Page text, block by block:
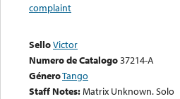
complaint
SelloVictor
Numero de Catalogo37214-A
GéneroTango
Staff Notes:Matrix Unknown. Solo